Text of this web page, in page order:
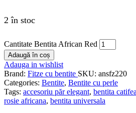
2 în stoc
Cantitate Bentita African Red
Adaugă în coș
Adauga in wishlist
Brand: Fitze cu bentite SKU: ansfz220
Categories: Bentite, Bentite cu perle
Tags: accesoriu păr elegant, bentita catifea
rosie africana, bentita universala